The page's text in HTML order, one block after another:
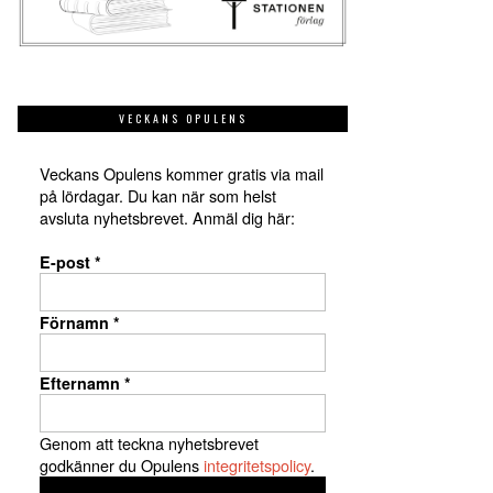
VECKANS OPULENS
Veckans Opulens kommer gratis via mail
på lördagar. Du kan när som helst
avsluta nyhetsbrevet. Anmäl dig här:
E-post *
Förnamn *
Efternamn *
Genom att teckna nyhetsbrevet
godkänner du Opulensintegritetspolicy.